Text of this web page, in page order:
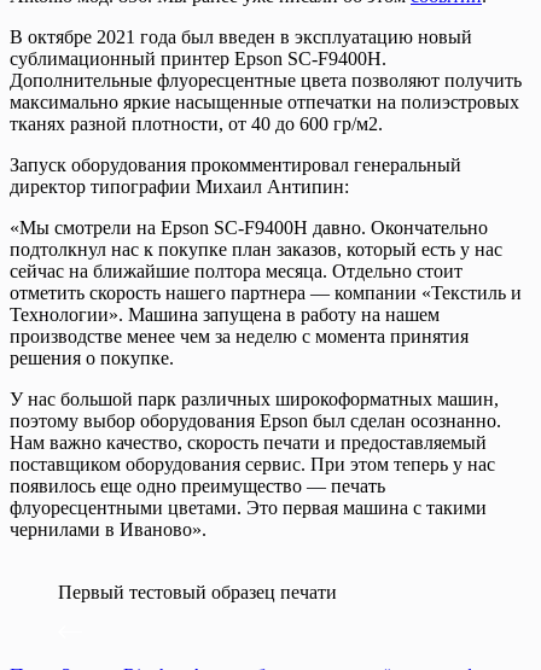
В октябре 2021 года был введен в эксплуатацию новый
сублимационный принтер Epson SC-F9400H.
Дополнительные флуоресцентные цвета позволяют получить
максимально яркие насыщенные отпечатки на полиэстровых
тканях разной плотности, от 40 до 600 гр/м2.
Запуск оборудования прокомментировал генеральный
директор типографии Михаил Антипин:
«Мы смотрели на Epson SC-F9400H давно. Окончательно
подтолкнул нас к покупке план заказов, который есть у нас
сейчас на ближайшие полтора месяца. Отдельно стоит
отметить скорость нашего партнера — компании «Текстиль и
Технологии». Машина запущена в работу на нашем
производстве менее чем за неделю с момента принятия
решения о покупке.
У нас большой парк различных широкоформатных машин,
поэтому выбор оборудования Epson был сделан осознанно.
Нам важно качество, скорость печати и предоставляемый
поставщиком оборудования сервис. При этом теперь у нас
появилось еще одно преимущество — печать
флуоресцентными цветами. Это первая машина с такими
чернилами в Иваново».
Первый тестовый образец печати